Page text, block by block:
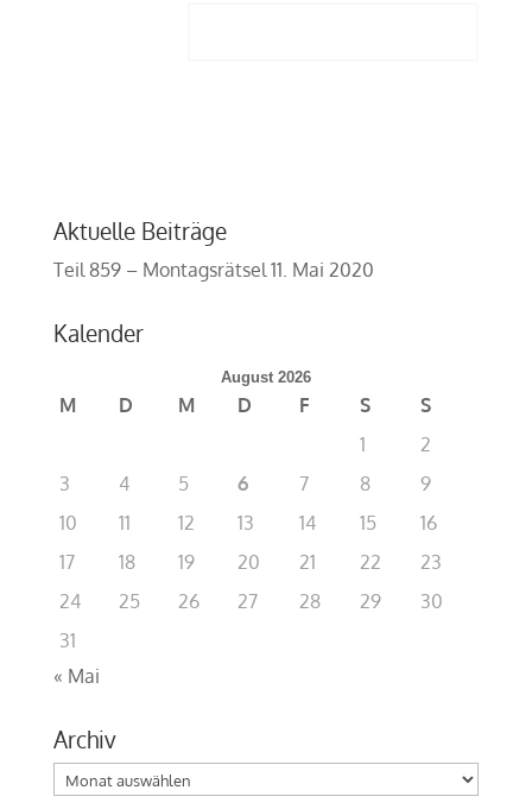
Aktuelle Beiträge
Teil 859 – Montagsrätsel 11. Mai 2020
Kalender
August 2026
M D M D F S
S
1
2
3
4 5 6 7 8
9
10
11 12 13 14 15
16
17
18 19 20 21 22
23
24
25 26 27 28 29
30
31
« Mai
Archiv
Archiv